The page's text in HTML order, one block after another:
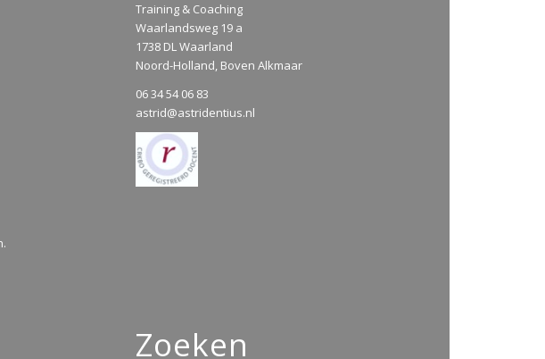
Training & Coaching
Waarlandsweg 19 a
1738 DL Waarland
Noord-Holland, Boven Alkmaar
06 34 54 06 83
astrid@astridentius.nl
Zoeken